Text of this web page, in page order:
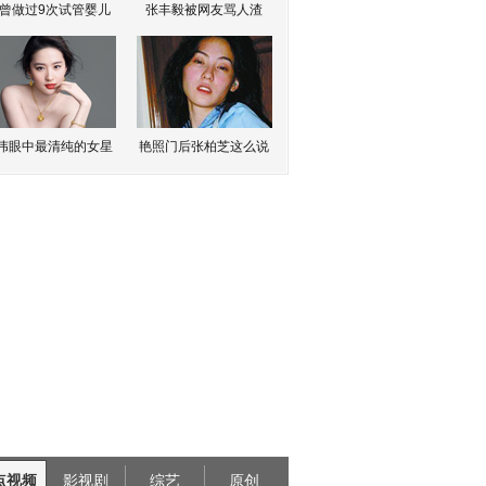
做过9次试管婴儿 张丰毅被网友骂人渣
眼中最清纯的女星 艳照门后张柏芝这么说
视频 影视剧 综艺 原创